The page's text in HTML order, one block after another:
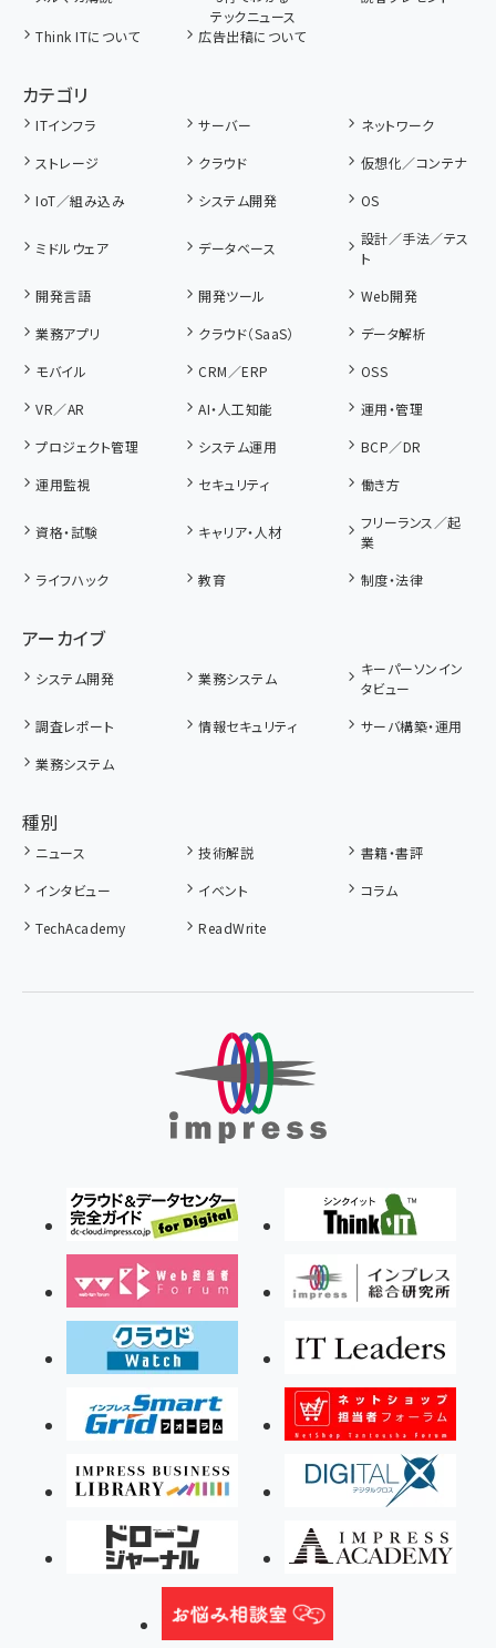
テックニュース
Think ITについて 広告出稿について
カテゴリ
ITインフラ サーバー
ネットワーク
ストレージ
クラウド
仮想化／コンテナ
IoT／組み込み
システム開発 OS
ミドルウェア データベース
設計／手法／テス
ト
開発言語
開発ツール
Web開発
業務アプリ
クラウド（SaaS）
データ解析
モバイル
CRM／ERP
OSS
VR／AR
AI・人工知能
運用・管理
プロジェクト管理
システム運用
BCP／DR
運用監視
セキュリティ 働き方
資格・試験 キャリア・人材
フリーランス／起
業
ライフハック
教育 制度・法律
アーカイブ
システム開発 業務システム
キーパーソンイン
タビュー
調査レポート
情報セキュリティ
サーバ構築・運用
業務システム
種別
ニュース 技術解説
書籍・書評
インタビュー
イベント
コラム
TechAcademy
ReadWrite